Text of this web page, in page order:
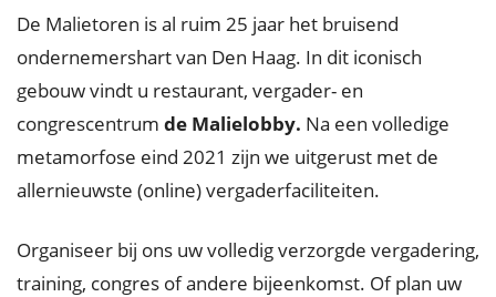
De Malietoren is al ruim 25 jaar het bruisend
ondernemershart van Den Haag. In dit iconisch
gebouw vindt u restaurant, vergader- en
congrescentrum de Malielobby. Na een volledige
metamorfose eind 2021 zijn we uitgerust met de
allernieuwste (online) vergaderfaciliteiten.
Organiseer bij ons uw volledig verzorgde vergadering,
training, congres of andere bijeenkomst. Of plan uw